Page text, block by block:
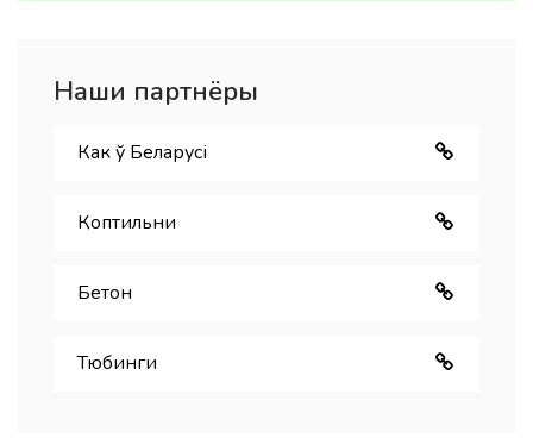
Наши партнёры
Как ў Беларуcі
Коптильни
Бетон
Тюбинги